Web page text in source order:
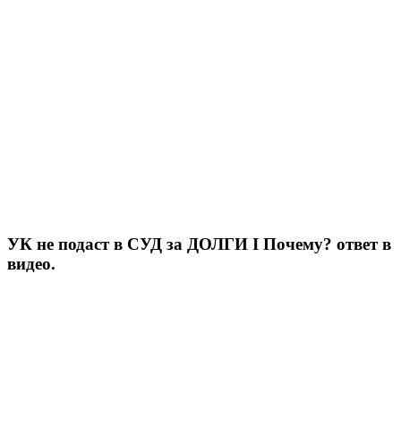
УК не подаст в СУД за ДОЛГИ I Почему? ответ в
видео.